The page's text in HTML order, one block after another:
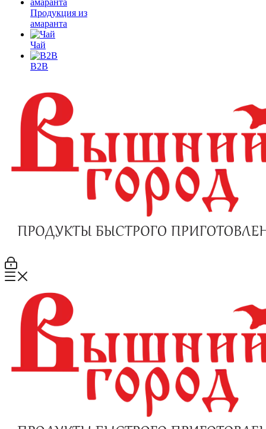
Продукция из
амаранта
Чай
B2B